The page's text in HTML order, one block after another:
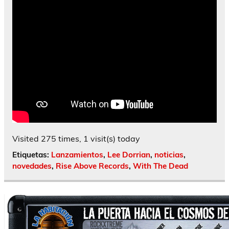
Visited 275 times, 1 visit(s) today
Etiquetas: Lanzamientos, Lee Dorrian, noticias,
novedades, Rise Above Records, With The Dead